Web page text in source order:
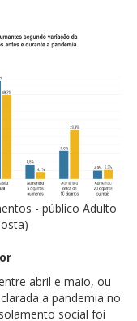
- público Adulto
abril e maio, ou
a pandemia no
social foi